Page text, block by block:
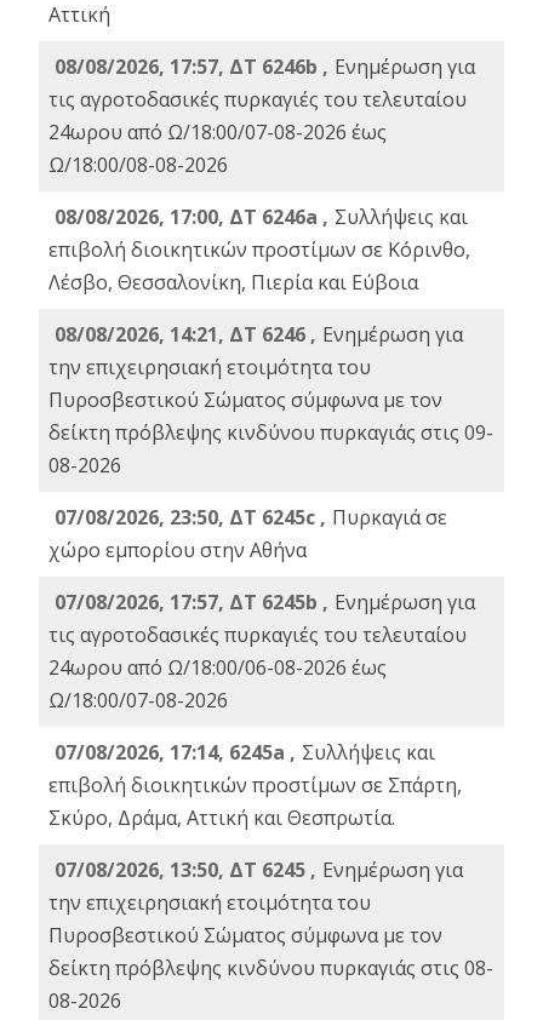
Αττική
08/08/2026, 17:57, ΔΤ 6246b , Ενημέρωση για
τις αγροτοδασικές πυρκαγιές του τελευταίου
24ωρου από Ω/18:00/07-08-2026 έως
Ω/18:00/08-08-2026
08/08/2026, 17:00, ΔΤ 6246a , Συλλήψεις και
επιβολή διοικητικών προστίμων σε Κόρινθο,
Λέσβο, Θεσσαλονίκη, Πιερία και Εύβοια
08/08/2026, 14:21, ΔΤ 6246 , Ενημέρωση για
την επιχειρησιακή ετοιμότητα του
Πυροσβεστικού Σώματος σύμφωνα με τον
δείκτη πρόβλεψης κινδύνου πυρκαγιάς στις 09-
08-2026
07/08/2026, 23:50, ΔΤ 6245c , Πυρκαγιά σε
χώρο εμπορίου στην Αθήνα
07/08/2026, 17:57, ΔΤ 6245b , Ενημέρωση για
τις αγροτοδασικές πυρκαγιές του τελευταίου
24ωρου από Ω/18:00/06-08-2026 έως
Ω/18:00/07-08-2026
07/08/2026, 17:14, 6245a , Συλλήψεις και
επιβολή διοικητικών προστίμων σε Σπάρτη,
Σκύρο, Δράμα, Αττική και Θεσπρωτία.
07/08/2026, 13:50, ΔΤ 6245 , Ενημέρωση για
την επιχειρησιακή ετοιμότητα του
Πυροσβεστικού Σώματος σύμφωνα με τον
δείκτη πρόβλεψης κινδύνου πυρκαγιάς στις 08-
08-2026